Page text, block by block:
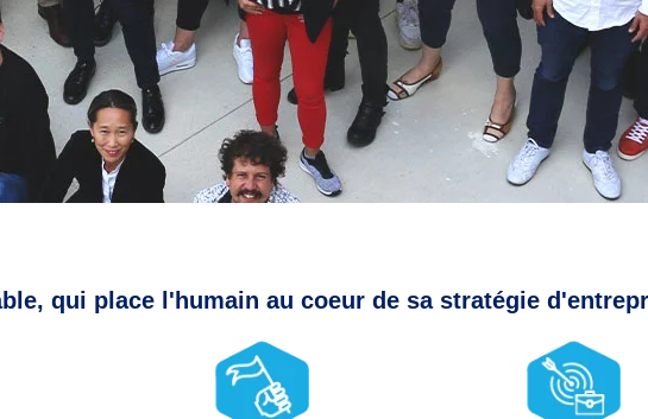
qui place l'humain au coeur de sa stratégie